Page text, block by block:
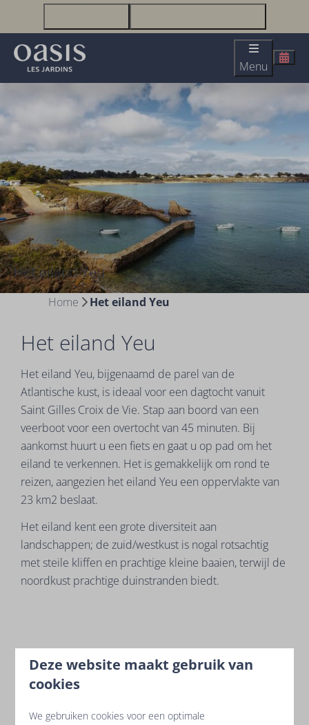
Menu
Het eiland Yeu
Home Het eiland Yeu
Het eiland Yeu
Het eiland Yeu, bijgenaamd de parel van de
Atlantische kust, is ideaal voor een dagtocht vanuit
Saint Gilles Croix de Vie. Stap aan boord van een
veerboot voor een overtocht van 45 minuten. Bij
aankomst huurt u een fiets en gaat u op pad om het
eiland te verkennen. Het is gemakkelijk om rond te
reizen, aangezien het eiland Yeu een oppervlakte van
23 km2 beslaat.
Het eiland kent een grote diversiteit aan
landschappen; de zuid/westkust is nogal rotsachtig
met steile kliffen en prachtige kleine baaien, terwijl de
noordkust prachtige duinstranden biedt.
Deze website maakt gebruik van
cookies
We gebruiken cookies voor een optimale